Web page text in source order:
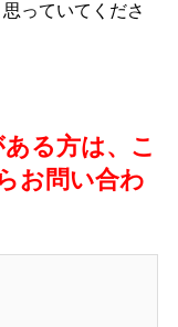
っていてくださ
る方は、こ
お問い合わ